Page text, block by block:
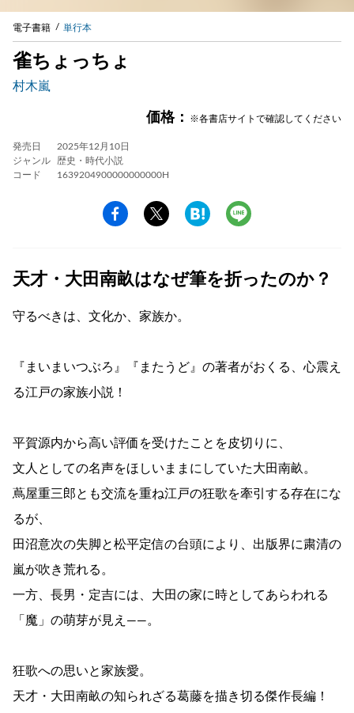
電子書籍 単行本
雀ちょっちょ
村木嵐
価格： ※各書店サイトで確認してください
発売日
2025年12月10日
ジャンル
歴史・時代小説
コード
1639204900000000000H
天才・大田南畝はなぜ筆を折ったのか？
守るべきは、文化か、家族か。
『まいまいつぶろ』『またうど』の著者がおくる、心震え
る江戸の家族小説！
平賀源内から高い評価を受けたことを皮切りに、
文人としての名声をほしいままにしていた大田南畝。
蔦屋重三郎とも交流を重ね江戸の狂歌を牽引する存在にな
るが、
田沼意次の失脚と松平定信の台頭により、出版界に粛清の
嵐が吹き荒れる。
一方、長男・定吉には、大田の家に時としてあらわれる
「魔」の萌芽が見え――。
狂歌への思いと家族愛。
天才・大田南畝の知られざる葛藤を描き切る傑作長編！